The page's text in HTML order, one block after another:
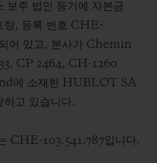
보주 법인 등기에 자본금
랑, 등록 번호 CHE-
어 있고, 본사가 Chemin
CP 2464, CH-1260
에 소재한 HUBLOT SA
하고 있습니다.
CHE-103.541.787입니다.
빅뱅